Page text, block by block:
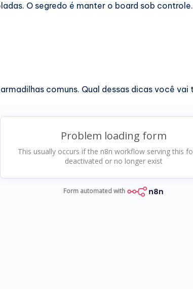
O segredo é manter o board sob controle.
comuns. Qual dessas dicas você